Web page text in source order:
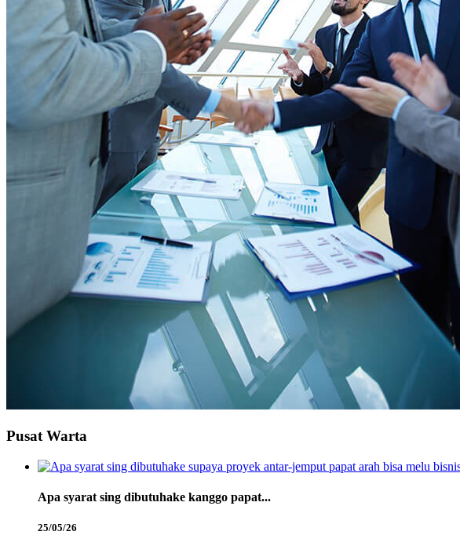
Pusat Warta
Apa syarat sing dibutuhake kanggo papat...
25/05/26